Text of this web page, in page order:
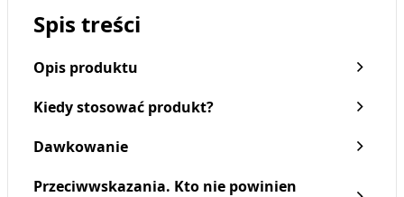
Spis treści
Opis produktu
Kiedy stosować produkt?
Dawkowanie
Przeciwwskazania. Kto nie powinien